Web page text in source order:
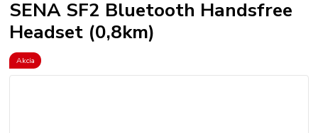
SENA SF2 Bluetooth Handsfree
Headset (0,8km)
Akcia